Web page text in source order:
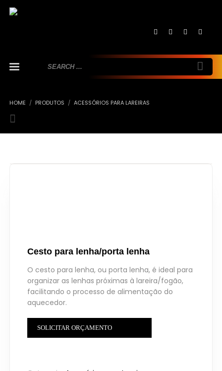
HOME PRODUTOS ACESSÓRIOS PARA LAREIRAS
Cesto para lenha/porta lenha
O cesto para lenha, ou porta lenha, é ideal para
organizar as lenhas próximas à lareira/fogão,
facilitando o processo de alimentação do
aquecedor.
SOLICITAR ORÇAMENTO